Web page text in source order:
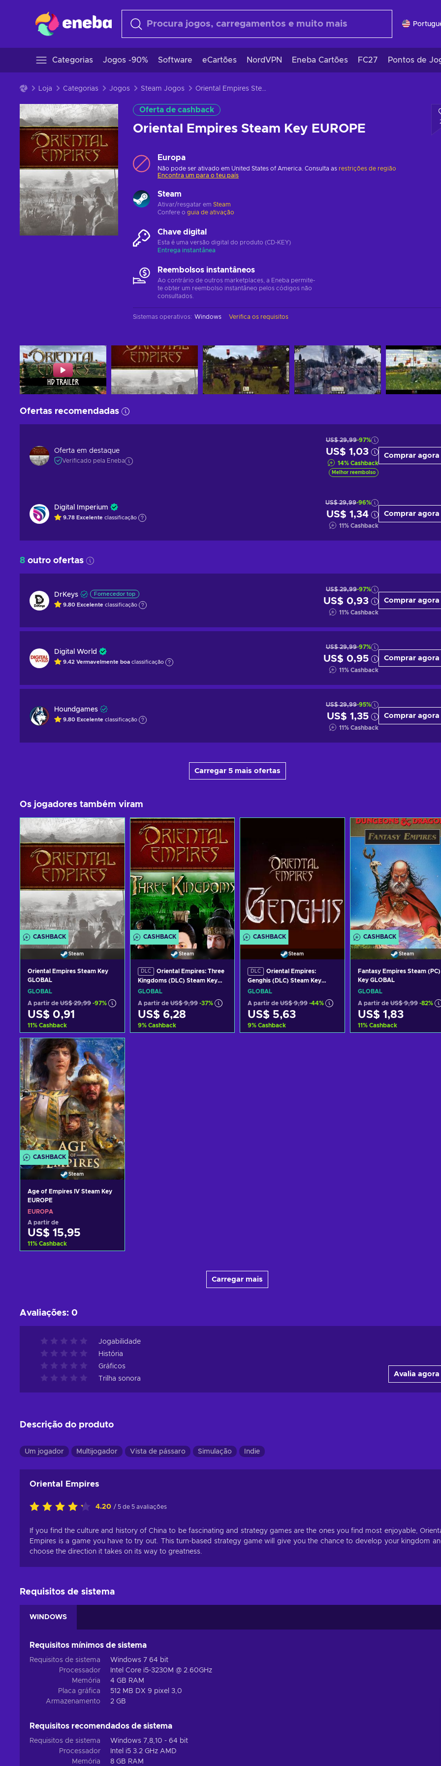
Categorias Jogos -90% Software eCartões NordVPN Eneba Cartões FC27 Pontos de
Loja Categorias Jogos Steam Jogos Oriental Empires Steam Key EUROPE
Oferta de cashback
Oriental Empires Steam Key EUROPE
Europa
Não pode ser ativado em United States of America. Consulta as restrições de região
Encontra um para o teu país
Steam
Ativar/resgatar em Steam
Confere o guia de ativação
Chave digital
Esta é uma versão digital do produto (CD-KEY)
Entrega instantânea
Reembolsos instantâneos
Ao contrário de outros marketplaces, a Eneba permite-
te obter um reembolso instantâneo pelos códigos não
consultados.
Sistemas operativos: Windows Verifica os requisitos
Ofertas recomendadas
Oferta em destaque
Verificado pela Eneba
US$ 29,99-97%
US$ 1,03
14% Cashback
Melhor reembolso
Comprar agora
Digital Imperium
9.78 Excelente classificação
US$ 29,99-96%
US$ 1,34
11% Cashback
Comprar agora
8 outro ofertas
DrKeys Fornecedor top
9.80 Excelente classificação
US$ 29,99-97%
US$ 0,93
11% Cashback
Comprar agora
Digital World
9.42 Vermavelmente boa classificação
US$ 29,99-97%
US$ 0,95
11% Cashback
Comprar agora
Houndgames
9.80 Excelente classificação
US$ 29,99-95%
US$ 1,35
11% Cashback
Comprar agora
Carregar 5 mais ofertas
Os jogadores também viram
CASHBACK
Steam
Oriental Empires Steam Key
GLOBAL
GLOBAL
A partir de US$ 29,99 -97%
US$ 0,91
11% Cashback
Adicionar ao carrinho
Consultar ofertas
CASHBACK
Steam
DLC
Oriental Empires: Three
Kingdoms (DLC) Steam Key
GLOBAL
GLOBAL
A partir de US$ 9,99 -37%
US$ 6,28
9% Cashback
CASHBACK
Steam
DLC
Oriental Empires:
Genghis (DLC) Steam Key
GLOBAL
GLOBAL
A partir de US$ 9,99 -44%
US$ 5,63
9% Cashback
CASHBACK
Steam
Fantasy Empires Steam (PC)
Key GLOBAL
GLOBAL
A partir de US$ 9,99 -82%
US$ 1,83
11% Cashback
CASHBACK
Steam
Age of Empires IV Steam Key
EUROPE
EUROPA
A partir de
US$ 15,95
11% Cashback
Carregar mais
Avaliações: 0
Jogabilidade
História
Gráficos
Trilha sonora
Avalia agora
Descrição do produto
Um jogador Multijogador Vista de pássaro Simulação Indie
Oriental Empires
4.20 / 5 de 5 avaliações
If you find the culture and history of China to be fascinating and strategy games are the ones you find most enjoyable,
Empires is a game you have to try out. This turn-based strategy game will give you the chance to develop your kingdom
choose the direction it takes on its way to greatness.
Requisitos de sistema
WINDOWS
Requisitos mínimos de sistema
Requisitos de sistema
Windows 7 64 bit
Processador
Intel Core i5-3230M @ 2.60GHz
Memória
4 GB RAM
Placa gráfica
512 MB DX 9 pixel 3,0
Armazenamento
2 GB
Requisitos recomendados de sistema
Requisitos de sistema
Windows 7,8,10 - 64 bit
Processador
Intel i5 3.2 GHz AMD
Memória
8 GB RAM